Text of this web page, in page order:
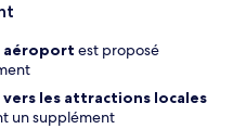
aéroport est proposé
les attractions locales
un supplément